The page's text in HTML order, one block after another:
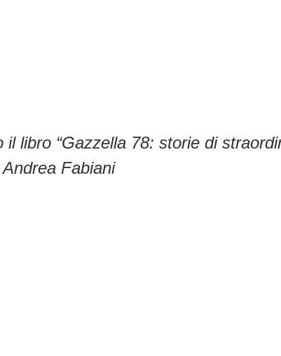
il libro “Gazzella 78: storie di
Fabiani